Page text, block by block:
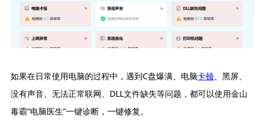
如果在日常使用电脑的过程中，遇到C盘爆满、电脑卡顿、黑屏、
没有声音、无法正常联网、DLL文件缺失等问题，都可以使用金山
毒霸“电脑医生”一键诊断，一键修复。